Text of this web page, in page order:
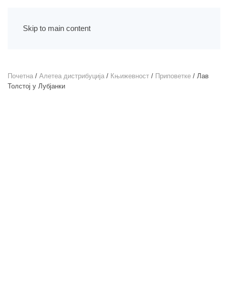
Skip to main content
Почетна / Алетеа дистрибуција / Књижевност / Приповетке / Лав
Толстој у Лубјанки